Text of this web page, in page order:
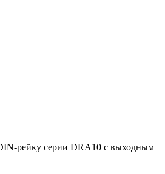
рейку серии DRA10 с выходным